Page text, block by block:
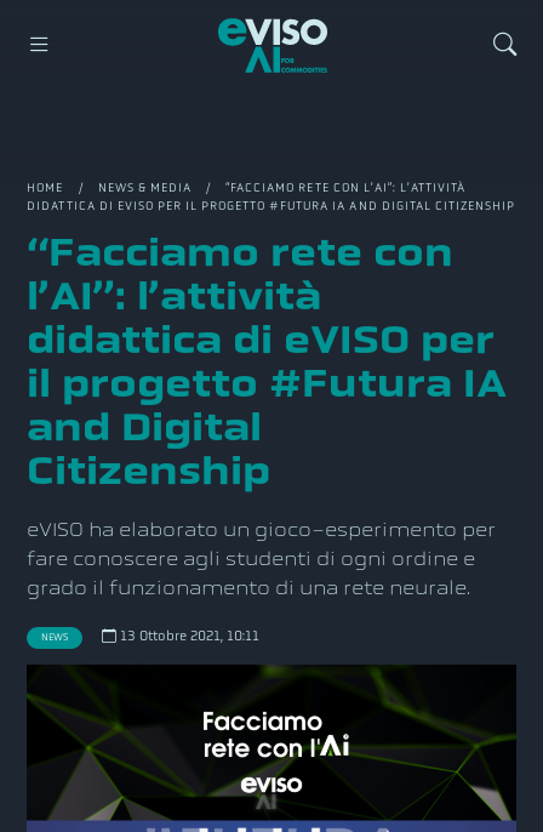
HOME / NEWS & MEDIA / “FACCIAMO RETE CON L’AI”: L’ATTIVITÀ
DIDATTICA DI EVISO PER IL PROGETTO #FUTURA IA AND DIGITAL CITIZENSHIP
“Facciamo rete con
l’AI”: l’attività
didattica di eVISO per
il progetto #Futura IA
and Digital
Citizenship
eVISO ha elaborato un gioco-esperimento per
fare conoscere agli studenti di ogni ordine e
grado il funzionamento di una rete neurale.
NEWS 13 Ottobre 2021, 10:11